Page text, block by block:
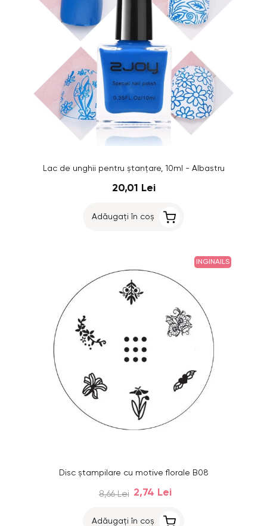
Lac de unghii pentru ștanțare, 10ml - Albastru
20,01 Lei
Adăugați în coș
INGINAILS
Disc ştampilare cu motive florale B08
8,66 Lei 2,74 Lei
Adăugați în coș